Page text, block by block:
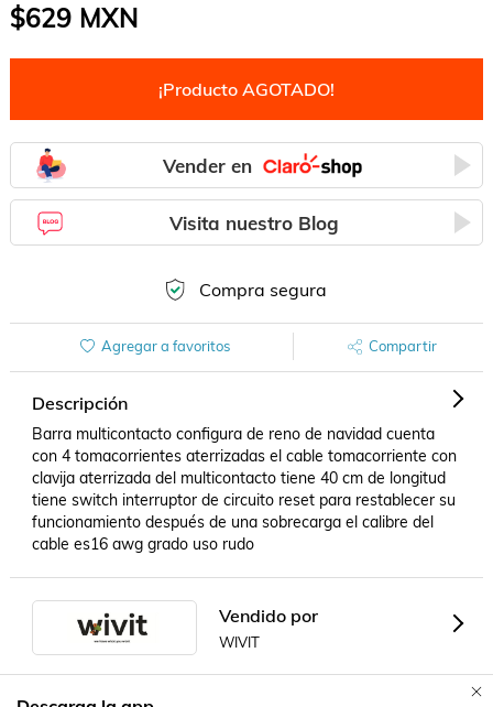
$629MXN
¡Producto AGOTADO!
Vender en
Visita nuestro Blog
Compra segura
Agregar a favoritos Compartir
Descripción
Barra multicontacto configura de reno de navidad cuenta
con 4 tomacorrientes aterrizadas el cable tomacorriente con
clavija aterrizada del multicontacto tiene 40 cm de longitud
tiene switch interruptor de circuito reset para restablecer su
funcionamiento después de una sobrecarga el calibre del
cable es16 awg grado uso rudo
Vendido por
WIVIT